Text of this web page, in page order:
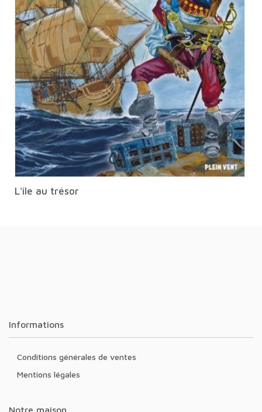
L'ile au trésor
Informations
Conditions générales de ventes
Mentions légales
Notre maison